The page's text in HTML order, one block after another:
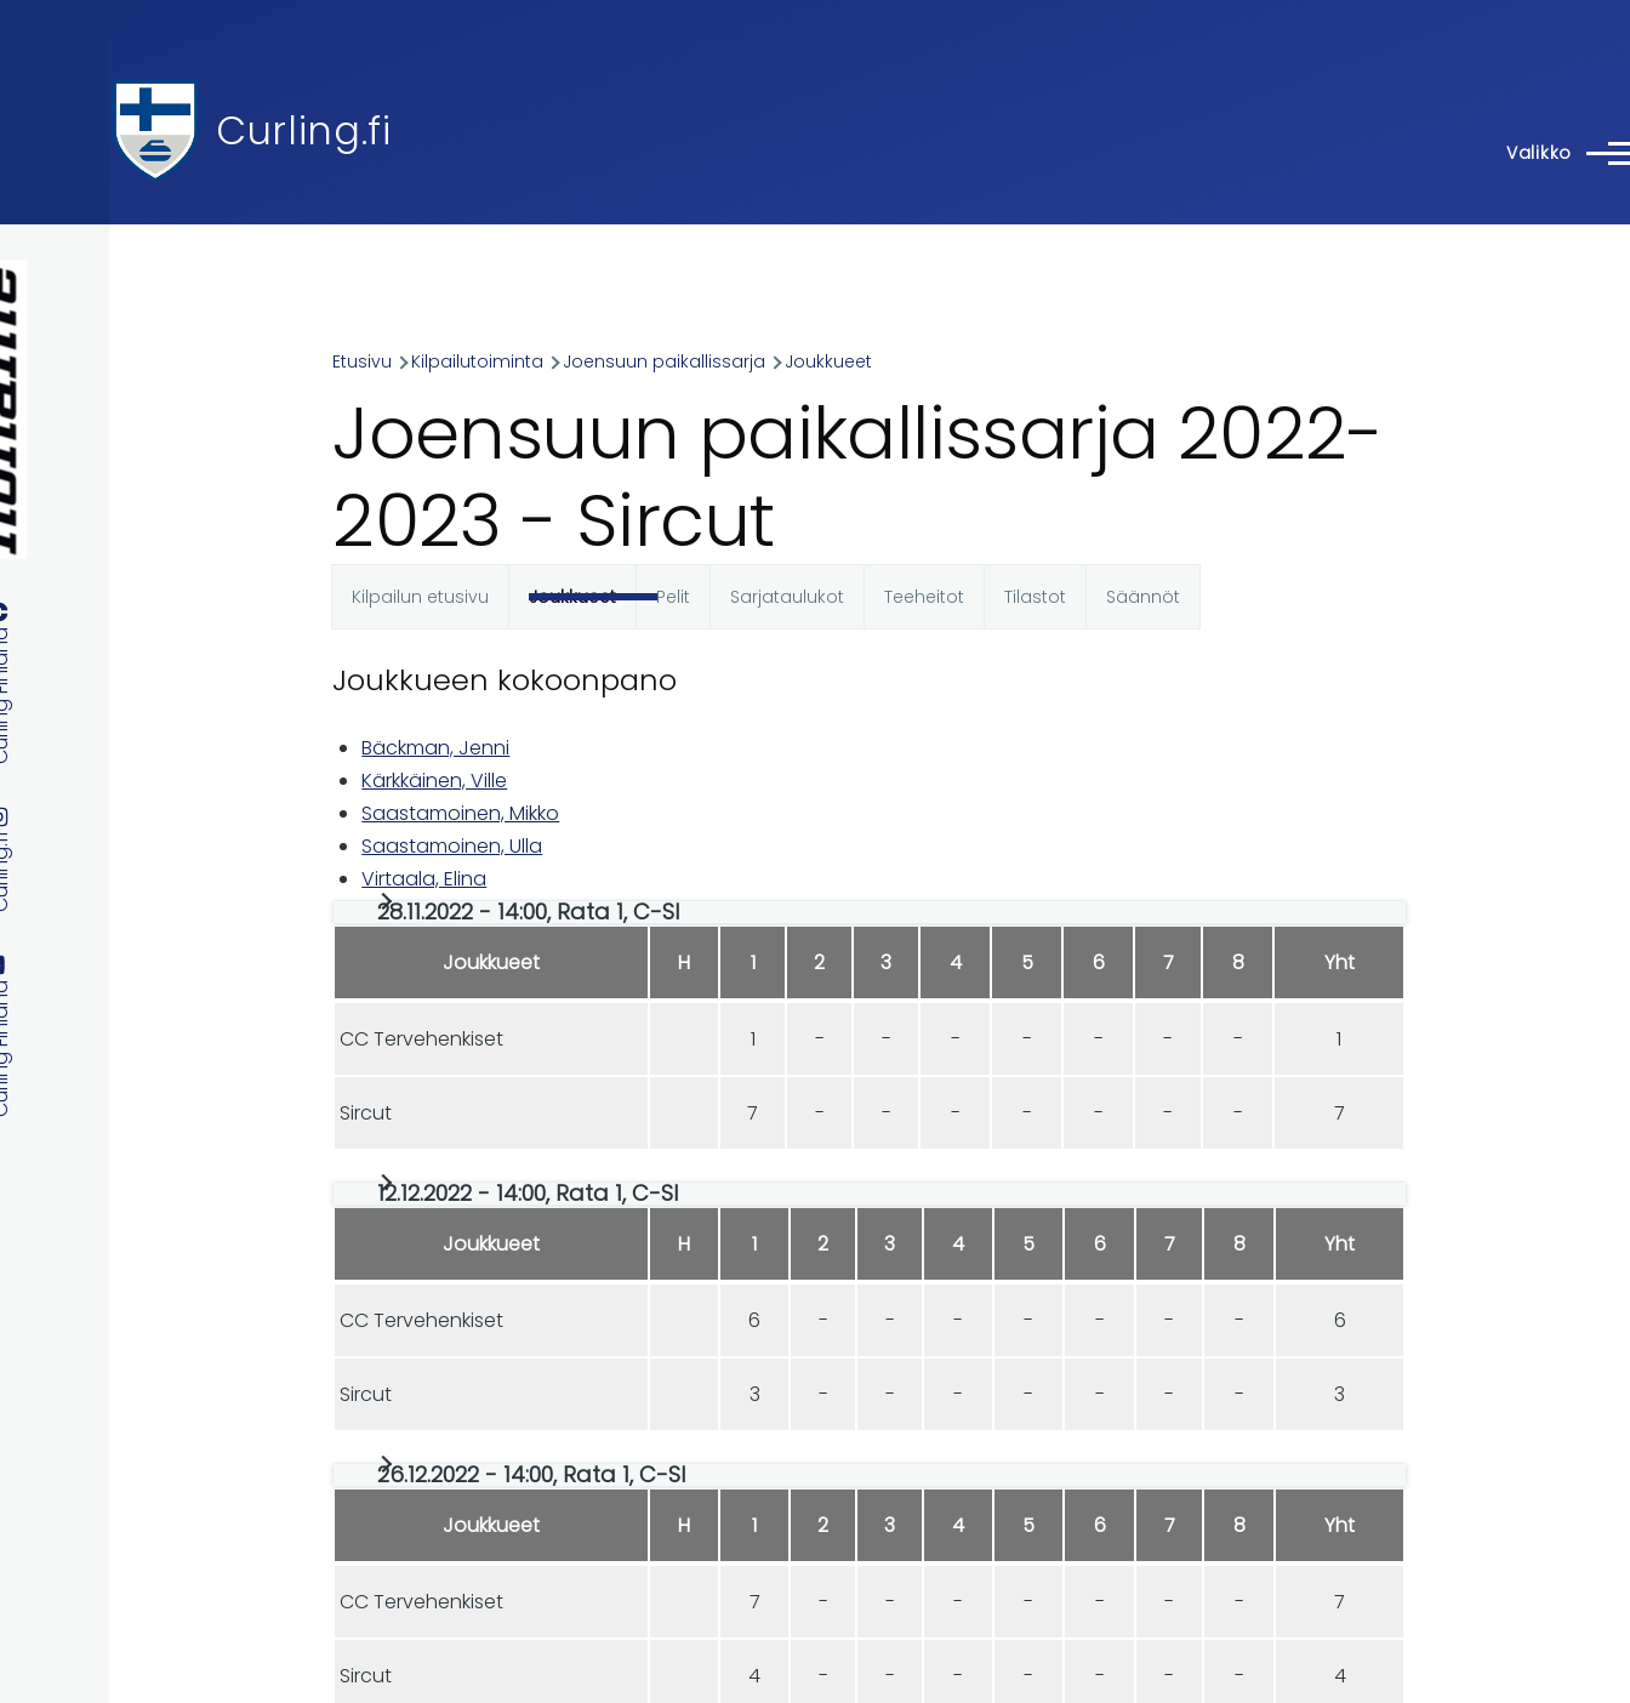
Curling.fi Valikko
Breadcrumb
Etusivu Kilpailutoiminta Joensuun paikallissarja Joukkueet
Joensuun paikallissarja 2022-
2023 - Sircut
välilehdet
Kilpailun etusivu Joukkueet Pelit Sarjataulukot Teeheitot Tilastot Säännöt
Joukkueen kokoonpano
Bäckman, Jenni
Kärkkäinen, Ville
Saastamoinen, Mikko
Saastamoinen, Ulla
Virtaala, Elina
28.11.2022 - 14:00, Rata 1, C-SI
Joukkueet H 1 2 3 4 5 6 7 8 Yht
CC Tervehenkiset 1 - - - - - - - 1
Sircut 7 - - - - - - - 7
12.12.2022 - 14:00, Rata 1, C-SI
Joukkueet H 1 2 3 4 5 6 7 8 Yht
CC Tervehenkiset 6 - - - - - - - 6
Sircut 3 - - - - - - - 3
26.12.2022 - 14:00, Rata 1, C-SI
Joukkueet H 1 2 3 4 5 6 7 8 Yht
CC Tervehenkiset 7 - - - - - - - 7
Sircut 4 - - - - - - - 4